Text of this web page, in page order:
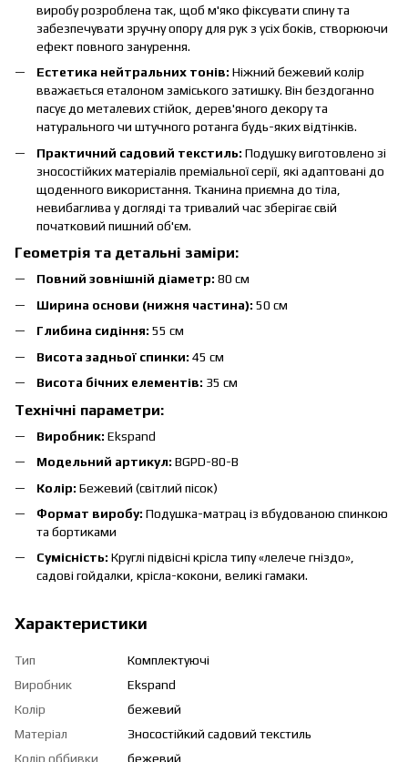
виробу розроблена так, щоб м'яко фіксувати спину та
забезпечувати зручну опору для рук з усіх боків, створюючи
ефект повного занурення.
Естетика нейтральних тонів: Ніжний бежевий колір
вважається еталоном заміського затишку. Він бездоганно
пасує до металевих стійок, дерев'яного декору та
натурального чи штучного ротанга будь-яких відтінків.
Практичний садовий текстиль: Подушку виготовлено зі
зносостійких матеріалів преміальної серії, які адаптовані до
щоденного використання. Тканина приємна до тіла,
невибаглива у догляді та тривалий час зберігає свій
початковий пишний об'єм.
Геометрія та детальні заміри:
Повний зовнішній діаметр: 80 см
Ширина основи (нижня частина): 50 см
Глибина сидіння: 55 см
Висота задньої спинки: 45 см
Висота бічних елементів: 35 см
Технічні параметри:
Виробник: Ekspand
Модельний артикул: BGPD-80-B
Колір: Бежевий (світлий пісок)
Формат виробу: Подушка-матрац із вбудованою спинкою
та бортиками
Сумісність: Круглі підвісні крісла типу «лелече гніздо»,
садові гойдалки, крісла-кокони, великі гамаки.
Характеристики
Тип
Комплектуючі
Виробник
Ekspand
Колір
бежевий
Матеріал
Зносостійкий садовий текстиль
Колір оббивки
бежевий